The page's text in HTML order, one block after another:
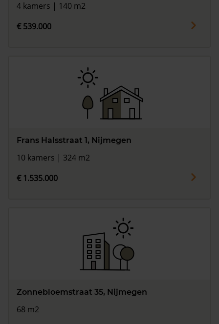
4 kamers | 140 m2
€ 539.000
Frans Halsstraat 1, Nijmegen
10 kamers | 324 m2
€ 1.535.000
Zonnebloemstraat 35, Nijmegen
68 m2